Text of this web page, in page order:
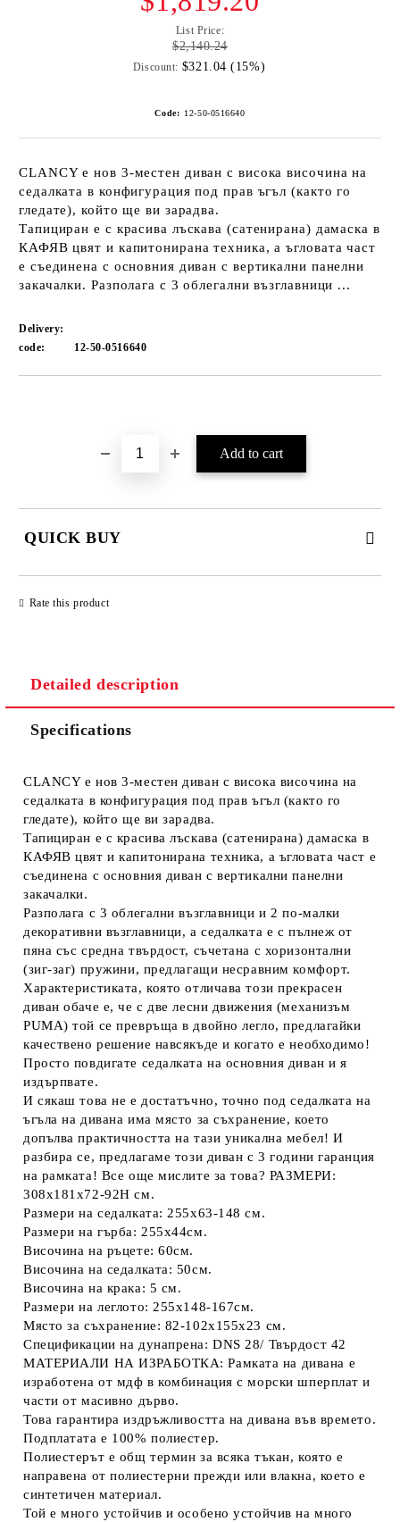
List Price:
$2,140.24
Discount: $321.04 (15%)
Code: 12-50-0516640
CLANCY е нов 3-местен диван с висока височина на
седалката в конфигурация под прав ъгъл (както го
гледате), който ще ви зарадва.
Тапициран е с красива лъскава (сатенирана) дамаска в
КАФЯВ цвят и капитонирана техника, а ъгловата част
е съединена с основния диван с вертикални панелни
закачалки. Разполага с 3 облегални възглавници ...
Delivery:
code:
12-50-0516640
QUICK BUY
Rate this product
Detailed description
Specifications
CLANCY е нов 3-местен диван с висока височина на
седалката в конфигурация под прав ъгъл (както го
гледате), който ще ви зарадва.
Тапициран е с красива лъскава (сатенирана) дамаска в
КАФЯВ цвят и капитонирана техника, а ъгловата част е
съединена с основния диван с вертикални панелни
закачалки.
Разполага с 3 облегални възглавници и 2 по-малки
декоративни възглавници, а седалката е с пълнеж от
пяна със средна твърдост, съчетана с хоризонтални
(зиг-заг) пружини, предлагащи несравним комфорт.
Характеристиката, която отличава този прекрасен
диван обаче е, че с две лесни движения (механизъм
PUMA) той се превръща в двойно легло, предлагайки
качествено решение навсякъде и когато е необходимо!
Просто повдигате седалката на основния диван и я
издърпвате.
И сякаш това не е достатъчно, точно под седалката на
ъгъла на дивана има място за съхранение, което
допълва практичността на тази уникална мебел! И
разбира се, предлагаме този диван с 3 години гаранция
на рамката! Все още мислите за това? РАЗМЕРИ:
308x181x72-92H см.
Размери на седалката: 255x63-148 см.
Размери на гърба: 255х44см.
Височина на ръцете: 60см.
Височина на седалката: 50см.
Височина на крака: 5 см.
Размери на леглото: 255х148-167см.
Място за съхранение: 82-102x155x23 см.
Спецификации на дунапрена: DNS 28/ Твърдост 42
МАТЕРИАЛИ НА ИЗРАБОТКА: Рамката на дивана е
изработена от мдф в комбинация с морски шперплат и
части от масивно дърво.
Това гарантира издръжливостта на дивана във времето.
Подплатата е 100% полиестер.
Полиестерът е общ термин за всяка тъкан, която е
направена от полиестерни прежди или влакна, което е
синтетичен материал.
Той е много устойчив и особено устойчив на много